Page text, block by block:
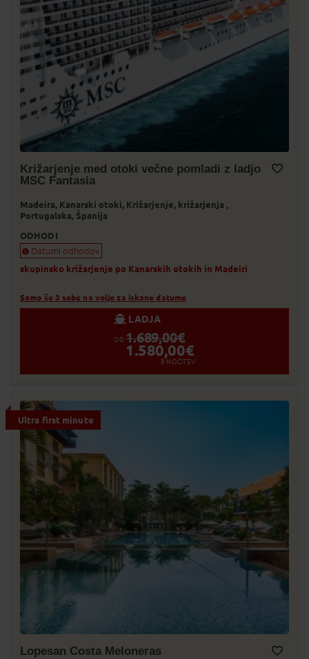
Križarjenje med otoki večne pomladi z ladjo
MSC Fantasia
Madeira, Kanarski otoki, Križarjenje, križarjenja ,
Portugalska, Španija
ODHODI
Datumi odhodov
skupinsko križarjenje po Kanarskih otokih in Madeiri
Samo še 3 sobe na voljo za iskane datume
LADJA
OD1.689,00€
1.580,00€
8 NOČITEV
Ultra first minute
Lopesan Costa Meloneras